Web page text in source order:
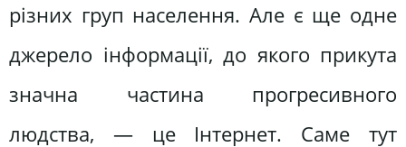
різних груп населення. Але є ще одне
джерело інформації, до якого прикута
значна частина прогресивного
людства, — це Інтернет. Саме тут